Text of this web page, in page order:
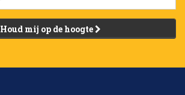
Houd mij op de hoogte